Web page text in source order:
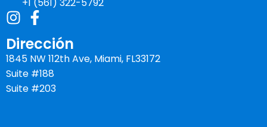
+1 (561) 322-5792
Dirección
1845 NW 112th Ave, Miami, FL33172
Suite #188
Suite #203